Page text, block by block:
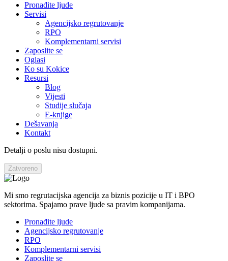
Pronađite ljude
Servisi
Agencijsko regrutovanje
RPO
Komplementarni servisi
Zaposlite se
Oglasi
Ko su Kokice
Resursi
Blog
Vijesti
Studije slučaja
E-knjige
Dešavanja
Kontakt
Detalji o poslu nisu dostupni.
Zatvoreno
Mi smo regrutacijska agencija za biznis pozicije u IT i BPO
sektorima. Spajamo prave ljude sa pravim kompanijama.
Pronađite ljude
Agencijsko regrutovanje
RPO
Komplementarni servisi
Zaposlite se